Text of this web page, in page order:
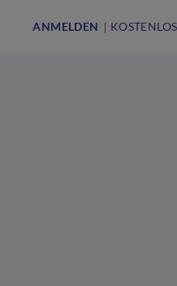
ANMELDEN